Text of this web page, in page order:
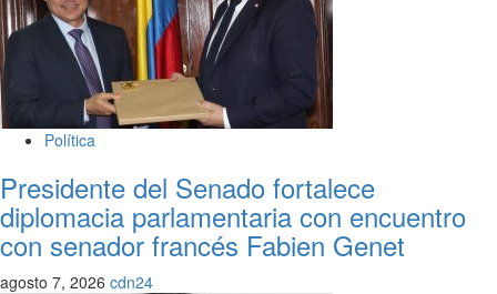
Política
Presidente del Senado fortalece
diplomacia parlamentaria con encuentro
con senador francés Fabien Genet
agosto 7, 2026 cdn24